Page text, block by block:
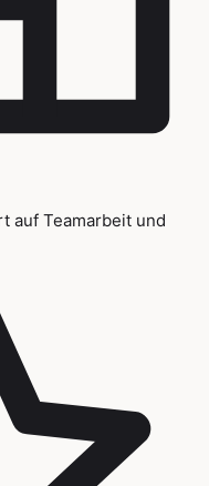
auf Teamarbeit und